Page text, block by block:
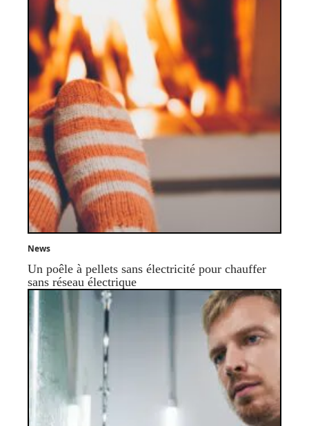
News
Un poêle à pellets sans électricité pour chauffer
sans réseau électrique